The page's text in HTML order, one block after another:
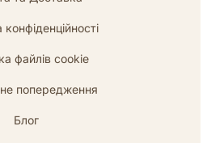
конфіденційності
файлів cookie
попередження
Блог